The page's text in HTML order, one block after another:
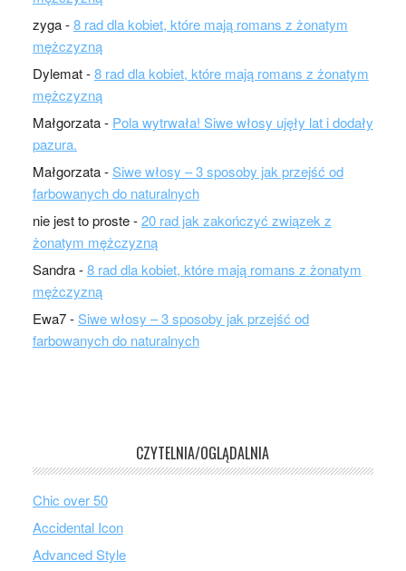
zyga-8 rad dla kobiet, które mają romans z żonatym
mężczyzną
Dylemat-8 rad dla kobiet, które mają romans z żonatym
mężczyzną
Małgorzata- Pola wytrwała! Siwe włosy ujęły lat i dodały
pazura.
Małgorzata-Siwe włosy – 3 sposoby jak przejść od
farbowanych do naturalnych
nie jest to proste-20 rad jak zakończyć związek z
żonatym mężczyzną
Sandra-8 rad dla kobiet, które mają romans z żonatym
mężczyzną
Ewa7-Siwe włosy – 3 sposoby jak przejść od
farbowanych do naturalnych
CZYTELNIA/OGLĄDALNIA
Chic over 50
Accidental Icon
Advanced Style